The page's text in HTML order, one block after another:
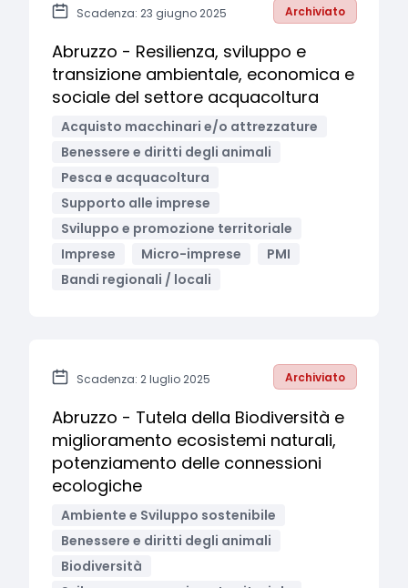
Scadenza: 23 giugno 2025 Archiviato
Abruzzo - Resilienza, sviluppo e
transizione ambientale, economica e
sociale del settore acquacoltura
Acquisto macchinari e/o attrezzature
Benessere e diritti degli animali
Pesca e acquacoltura
Supporto alle imprese
Sviluppo e promozione territoriale
Imprese
Micro-imprese
PMI
Bandi regionali / locali
Scadenza: 2 luglio 2025 Archiviato
Abruzzo - Tutela della Biodiversità e
miglioramento ecosistemi naturali,
potenziamento delle connessioni
ecologiche
Ambiente e Sviluppo sostenibile
Benessere e diritti degli animali
Biodiversità